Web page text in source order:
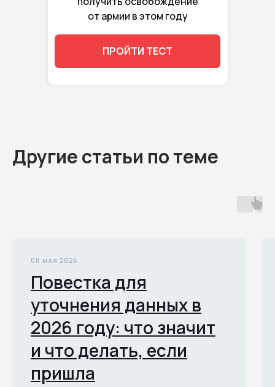
от армии в этом году
ПРОЙТИ ТЕСТ
Другие статьи по теме
08 мая 2026
Повестка для
уточнения данных в
2026 году: что значит
и что делать, если
пришла